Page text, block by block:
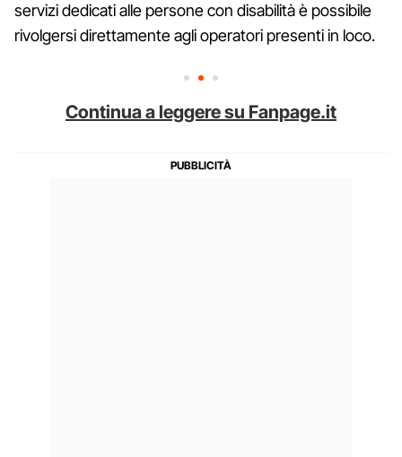
servizi dedicati alle persone con disabilità è possibile
rivolgersi direttamente agli operatori presenti in loco.
Continua a leggere su Fanpage.it